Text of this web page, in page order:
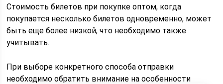
Стоимость билетов при покупке оптом, когда
покупается несколько билетов одновременно, может
быть еще более низкой, что необходимо также
учитывать.
При выборе конкретного способа отправки
необходимо обратить внимание на особенности